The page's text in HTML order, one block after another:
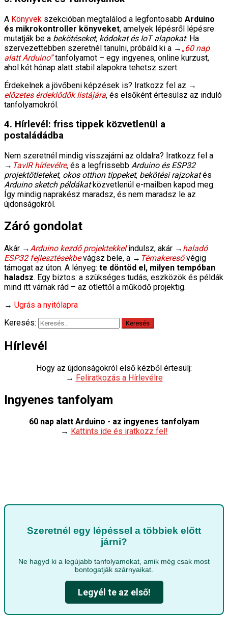
A Könyvek szekcióban megtalálod a legfontosabb Arduino
és mikrokontroller könyveket, amelyek lépésről lépésre
mutatják be a bekötéseket, kódokat és IoT alapokat. Ha
szervezettebben szeretnél tanulni, próbáld ki a → „60 nap
alatt Arduino”tanfolyamot – egy ingyenes, online kurzust,
ahol két hónap alatt stabil alapokra tehetsz szert.
Érdekelnek a jövőbeni képzések is? Iratkozz fel az →
előzetes érdeklődők listájára, és elsőként értesülsz az induló
tanfolyamokról.
4. Hírlevél: friss tippek közvetlenül a
postaládádba
Nem szeretnél mindig visszajárni az oldalra? Iratkozz fel a
→ TavIR hírlevélre, és a legfrissebb Arduino és ESP32
projektötleteket, okos otthon tippeket, bekötési rajzokatés
Arduino sketch példákatközvetlenül e-mailben kapod meg.
Így mindig naprakész maradsz, és nem maradsz le az
újdonságokról.
Záró gondolat
Akár →Arduino kezdő projektekkelindulsz, akár → haladó
ESP32 fejlesztésekbevágsz bele, a → Témakeresővégig
támogat az úton. A lényeg: te döntöd el, milyen tempóban
haladsz. Egy biztos: a szükséges tudás, eszközök és példák
mind itt várnak rád – az ötlettől a működő projektig.
→ Ugrás a nyitólapra
Keresés:
Hírlevél
Hogy az újdonságokról első kézből értesülj:
→ Feliratkozás a Hírlevélre
Ingyenes tanfolyam
60 nap alatt Arduino - az ingyenes tanfolyam
→ Kattints ide és iratkozz fel!
Szeretnél egy lépéssel a többiek előtt
járni?
Ne hagyd ki a legújabb tanfolyamokat, amik még csak most
bontogatják szárnyaikat.
Legyél te az első!